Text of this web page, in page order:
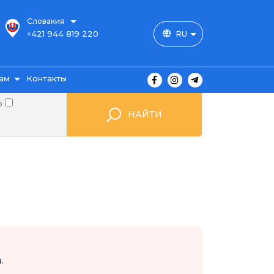
Словакия
+421 944 819 220 RU
Контакты
НАЙТИ